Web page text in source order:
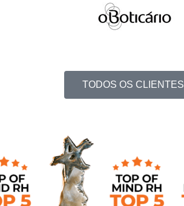
TODOS OS CLIENTES